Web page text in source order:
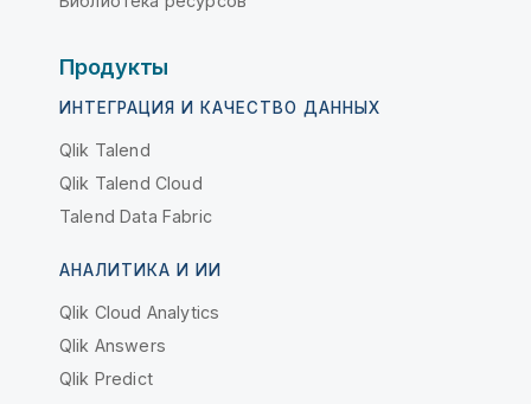
Продукты
ИНТЕГРАЦИЯ И КАЧЕСТВО ДАННЫХ
Qlik Talend
Qlik Talend Cloud
Talend Data Fabric
АНАЛИТИКА И ИИ
Qlik Cloud Analytics
Qlik Answers
Qlik Predict